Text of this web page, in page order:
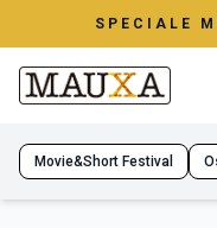
SPECIALE
Movie&Short Festival